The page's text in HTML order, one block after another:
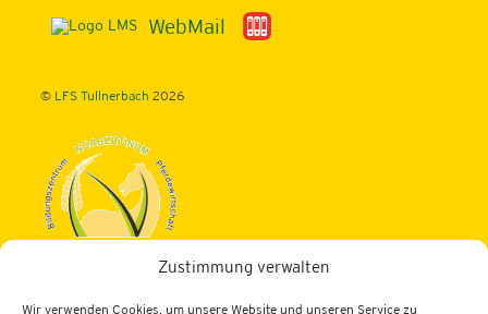
Zustimmung verwalten
Wir verwenden Cookies, um unsere Website und unseren Service zu
Top
WebMail
© LFS Tullnerbach 2026